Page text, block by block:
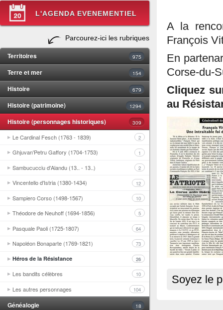
L'AGENDA EVENEMENTIEL
Parcourez-ici les rubriques
Territoires 975
Terre et mer 154
Histoire 679
Histoire (patrimoine) 1294
Histoire (personnages historiques) 309
Le Cardinal Fesch (1763 - 1839) 2
Ghjuvan'Petru Gaffory (1704-1753) 1
Sambucucciu d'Alandu (13.. - 13..) 2
Vincentello d'Istria (1380-1434) 12
Sampiero Corso (1498-1567) 10
Théodore de Neuhoff (1694-1856) 5
Pasquale Paoli (1725-1807) 64
Napoléon Bonaparte (1769-1821) 73
Héros de la Résistance 26
Les bandits célèbres 10
Les autres personnages 104
Généalogie 18
A la
François
En
Corse-du-
Cliquez
au
Soyez le